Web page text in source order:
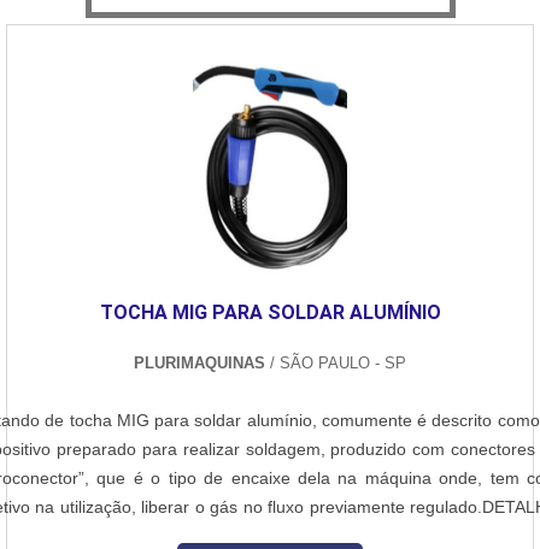
TOCHA MIG PARA SOLDAR ALUMÍNIO
PLURIMAQUINAS / SÃO PAULO - SP
de tocha MIG para soldar alumínio, comumente é descrito
preparado para realizar soldagem, produzido com conectores
que é o tipo de encaixe dela na máquina onde, tem
na utilização, liberar o gás no fluxo previamente